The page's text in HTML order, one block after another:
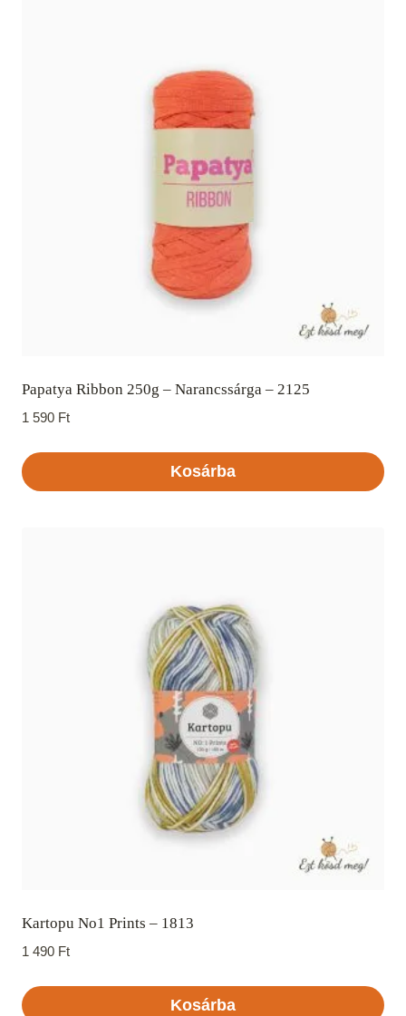
Papatya Ribbon 250g – Narancssárga – 2125
1 590 Ft
Kosárba
Kartopu No1 Prints – 1813
1 490 Ft
Kosárba